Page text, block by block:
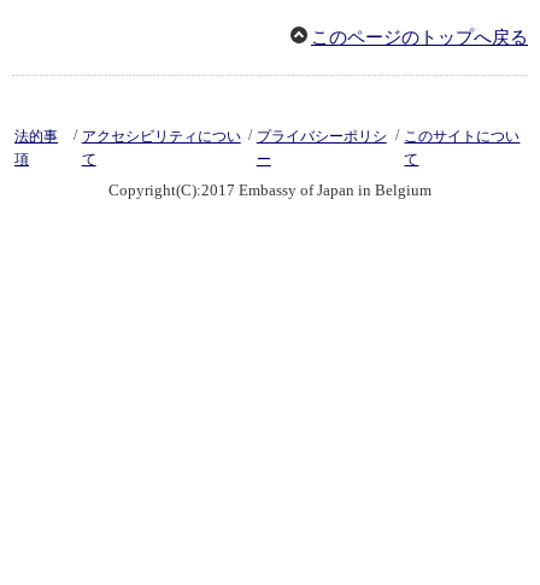
このページのトップへ戻る
法的事
項
/ アクセシビリティについ
て
/ プライバシーポリシ
ー
/ このサイトについ
て
Copyright(C):2017 Embassy of Japan in Belgium